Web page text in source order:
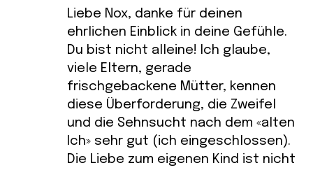
Liebe Nox, danke für deinen
ehrlichen Einblick in deine Gefühle.
Du bist nicht alleine! Ich glaube,
viele Eltern, gerade
frischgebackene Mütter, kennen
diese Überforderung, die Zweifel
und die Sehnsucht nach dem «alten
Ich» sehr gut (ich eingeschlossen).
Die Liebe zum eigenen Kind ist nicht